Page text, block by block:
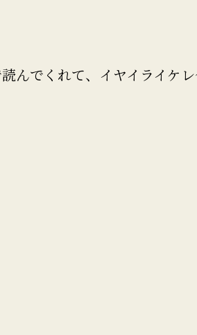
んでくれて、イヤイライケ